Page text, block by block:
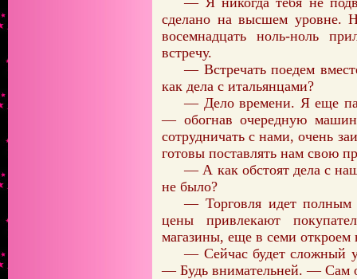
сделано на высшем уровне.
восемнадцать ноль-ноль
встречу.
— Встречать поедем
как дела с итальянцами?
— Дело времени. Я еще
— обогнав очередную
сотрудничать с нами, очень
готовы поставлять нам свою
— А как обстоят дела с
не было?
— Торговля идет полным
цены привлекают
магазины, еще в семи
— Сейчас будет сложный
— Будь внимательней. — Сам